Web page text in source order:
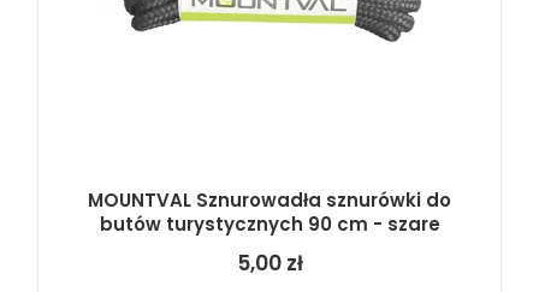
MOUNTVAL Sznurowadła sznurówki do
butów turystycznych 90 cm - szare
5,00 zł